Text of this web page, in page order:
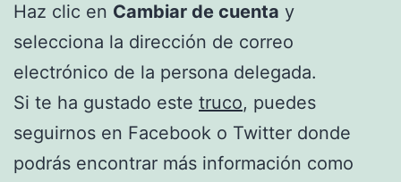
Haz clic en Cambiar de cuenta y
selecciona la dirección de correo
electrónico de la persona delegada.
Si te ha gustado este truco, puedes
seguirnos en Facebook o Twitter donde
podrás encontrar más información como